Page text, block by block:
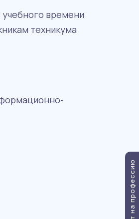
времени
техникума
Тест на профессию